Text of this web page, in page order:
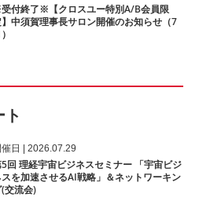
付終了※【クロスユー特別A/B会員限
】中須賀理事長サロン開催のお知らせ（7
催⽇ | 2026.07.29
回 理経宇宙ビジネスセミナー 「宇宙ビジ
を加速させるAI戦略」＆ネットワーキン
(交流会)